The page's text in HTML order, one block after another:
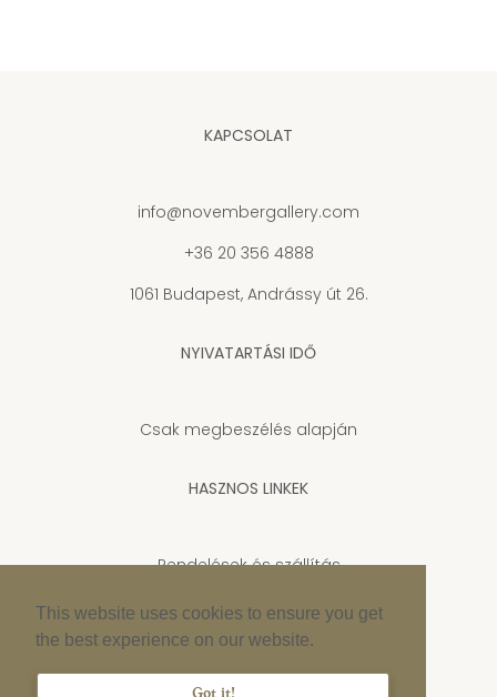
This website uses cookies to ensure you get
the best experience on our website.
KAPCSOLAT
info@novembergallery.com
+36 20 356 4888
1061 Budapest, Andrássy út 26.
NYIVATARTÁSI IDŐ
Csak megbeszélés alapján
HASZNOS LINKEK
Rendelések és szállítás
Adatkezelési tájékoztató
Cookie szabályzat
Impresszum